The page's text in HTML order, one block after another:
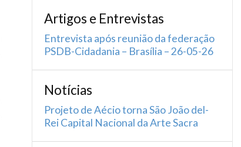
Artigos e Entrevistas
Entrevista após reunião da federação
PSDB-Cidadania – Brasília – 26-05-26
Notícias
Projeto de Aécio torna São João del-
Rei Capital Nacional da Arte Sacra